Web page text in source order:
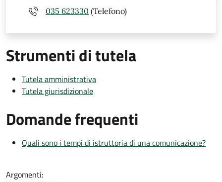
035 623330 (Telefono)
Strumenti di tutela
Tutela amministrativa
Tutela giurisdizionale
Domande frequenti
Quali sono i tempi di istruttoria di una comunicazione?
Argomenti: